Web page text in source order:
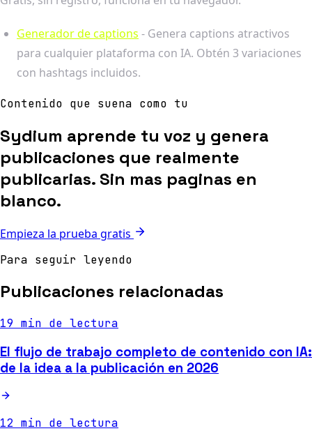
Generador de captions - Genera captions atractivos
para cualquier plataforma con IA. Obtén 3 variaciones
con hashtags incluidos.
Contenido que suena como tu
Sydium aprende tu voz y genera
publicaciones que realmente
publicarias. Sin mas paginas en
blanco.
Empieza la prueba gratis
Para seguir leyendo
Publicaciones relacionadas
19 min de lectura
El flujo de trabajo completo de contenido con IA:
de la idea a la publicación en 2026
12 min de lectura